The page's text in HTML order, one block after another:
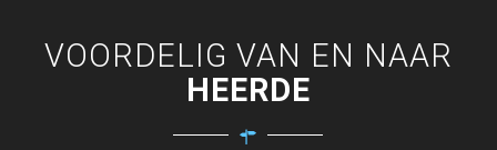
VOORDELIG VAN EN NAAR
HEERDE